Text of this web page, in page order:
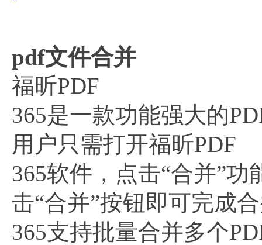
pdf文件合并
福昕PDF
365是一款功能强大的
用户只需打开福昕PDF
365软件，点击“合并”
击“合并”按钮即可完成
365支持批量合并多个